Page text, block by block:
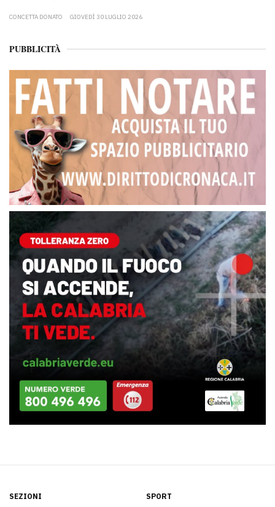
CONCETTA DONATO GIOVEDÌ 30 LUGLIO 2026
PUBBLICITÀ
SEZIONI SPORT